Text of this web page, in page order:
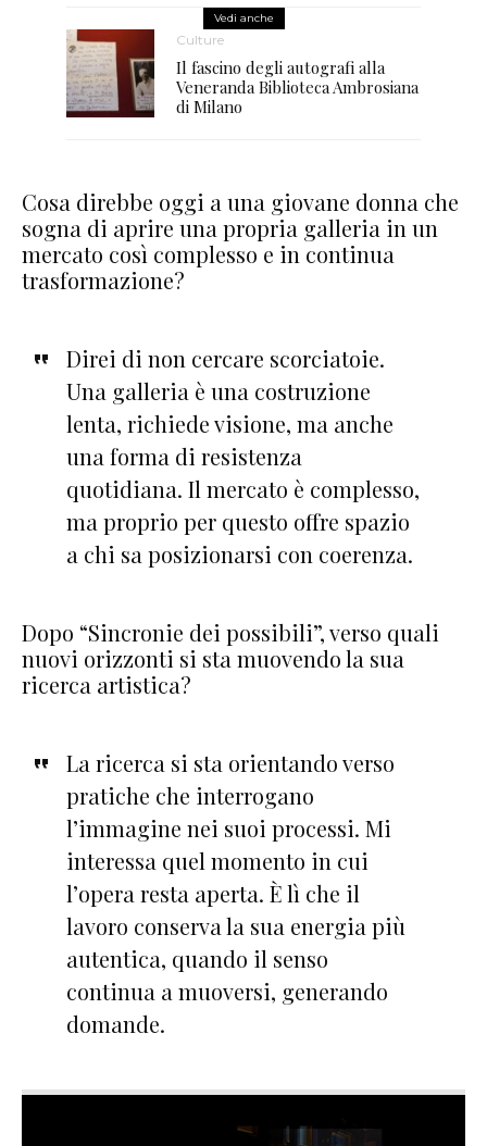
Vedi anche
Culture
Il fascino degli autografi alla
Veneranda Biblioteca Ambrosiana
di Milano
Cosa direbbe oggi a una giovane donna che
sogna di aprire una propria galleria in un
mercato così complesso e in continua
trasformazione?
Direi di non cercare scorciatoie.
Una galleria è una costruzione
lenta, richiede visione, ma anche
una forma di resistenza
quotidiana. Il mercato è complesso,
ma proprio per questo offre spazio
a chi sa posizionarsi con coerenza.
Dopo “Sincronie dei possibili”, verso quali
nuovi orizzonti si sta muovendo la sua
ricerca artistica?
La ricerca si sta orientando verso
pratiche che interrogano
l’immagine nei suoi processi. Mi
interessa quel momento in cui
l’opera resta aperta. È lì che il
lavoro conserva la sua energia più
autentica, quando il senso
continua a muoversi, generando
domande.